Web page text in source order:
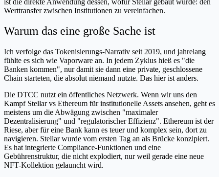
Werttransfer zwischen Institutionen zu vereinfachen.
Warum das eine große Sache ist
Ich verfolge das Tokenisierungs-Narrativ seit 2019, und jahrelang
fühlte es sich wie Vaporware an. In jedem Zyklus hieß es "die
Banken kommen", nur damit sie dann eine private, geschlossene
Chain starteten, die absolut niemand nutzte. Das hier ist anders.
Die DTCC nutzt ein öffentliches Netzwerk. Wenn wir uns den
Kampf Stellar vs Ethereum für institutionelle Assets ansehen, geht es
meistens um die Abwägung zwischen "maximaler
Dezentralisierung" und "regulatorischer Effizienz". Ethereum ist der
Riese, aber für eine Bank kann es teuer und komplex sein, dort zu
navigieren. Stellar wurde vom ersten Tag an als Brücke konzipiert.
Es hat integrierte Compliance-Funktionen und eine
Gebührenstruktur, die nicht explodiert, nur weil gerade eine neue
NFT-Kollektion gelauncht wird.